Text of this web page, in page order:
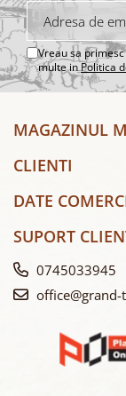
Vreau sa
multe inPolitica
MAGAZINUL
CLIENTI
DATE
SUPORT
0745033945